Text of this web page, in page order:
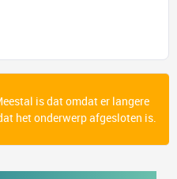
is dat omdat er langere
het onderwerp afgesloten is.